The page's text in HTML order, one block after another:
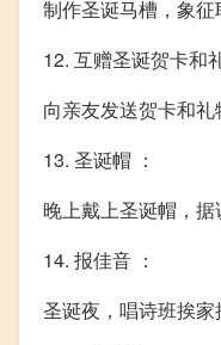
制作圣诞马槽，象征
12. 互赠圣诞贺卡和
向亲友发送贺卡和礼
13. 圣诞帽 ：
晚上戴上圣诞帽，据
14. 报佳音 ：
圣诞夜，唱诗班挨家